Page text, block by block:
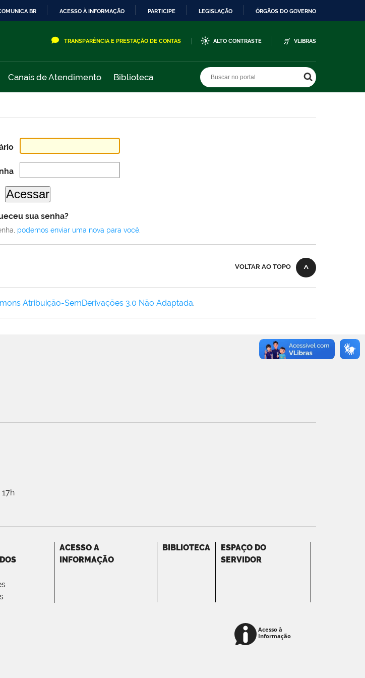
BR ACESSO À INFORMAÇÃO PARTICIPE LEGISLAÇÃO ÓRGÃOS DO GOVERNO
TRANSPARÊNCIA E PRESTAÇÃO DE CONTAS ALTO CONTRASTE VLIBRAS
Canais de Atendimento Biblioteca
sua senha?
podemos enviar uma nova para você
VOLTAR AO TOPO
Atribuição-SemDerivações 3.0 Não Adaptada.
ACESSO A
INFORMAÇÃO
BIBLIOTECA
ESPAÇO DO
SERVIDOR